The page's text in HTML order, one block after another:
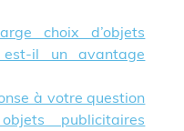
choix d’objets
est-il un avantage
à votre question
publicitaires